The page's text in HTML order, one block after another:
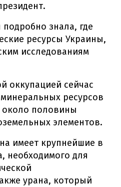
знала, где
ресурсы Украины,
исследованиям
оккупацией сейчас
ресурсов
около половины
элементов.
имеет крупнейшие в
необходимого для
урана, который